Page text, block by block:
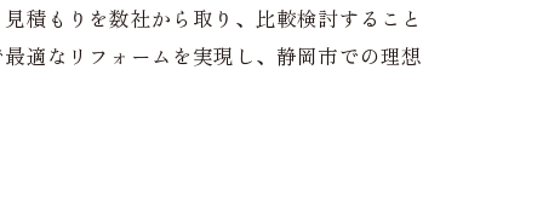
積もりを数社から取り、比較検討すること
適なリフォームを実現し、静岡市での理想